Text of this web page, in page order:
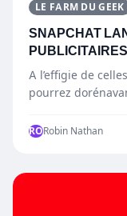
LE FARM DU GEEK
SNAPCHAT
PUBLICITAIRES
A l’effigie de
pourrez
RORobin Nathan